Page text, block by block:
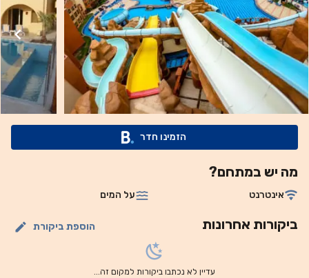
תוכלו ליהנות ממגוון פעילויות ספורט מים ושיט בסירת ספארי,
אותם ניתן לארגן במרכז הצלילה של המלון. חניה פרטית ללא
תשלום זמינה באתר. אתר הנופש נמצא במרחק של 25 דקות
נסיעה ממרכז נעמה ביי (Naama Bay Centre) ו-10 דקות נסיעה
מנמל התעופה הבינלאומי שארם א-שייח (Sharm El-Sheikh).
הזמינו חדר
מה יש במתחם?
אינטרנט על המים
ביקורות אחרונות הוספת ביקורת
עדיין לא נכתבו ביקורות למקום זה...